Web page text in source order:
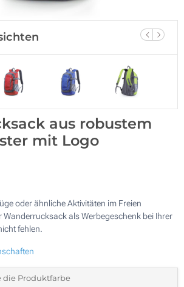
aus robustem
mit Logo
oder ähnliche Aktivitäten im Freien
als Werbegeschenk bei Ihrer
fehlen.
die Produktfarbe